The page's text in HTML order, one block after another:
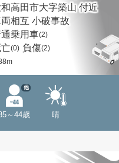
和高田市大字築山 付近
相互 小破事故
乗用車(2)
(0) 負傷(2)
～44歳
他
晴